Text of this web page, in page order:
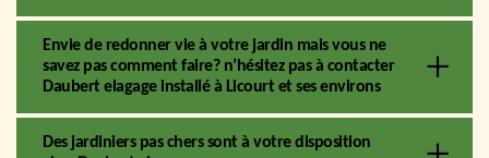
Envie de redonner vie à votre jardin mais vous ne
savez pas comment faire? n’hésitez pas à contacter
Daubert elagage installé à Licourt et ses environs
Des jardiniers pas chers sont à votre disposition